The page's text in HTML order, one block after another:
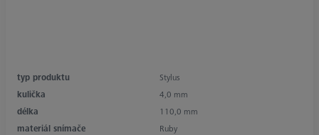
typ produktu
Stylus
kulička
4,0 mm
délka
110,0 mm
materiál snímače
Ruby